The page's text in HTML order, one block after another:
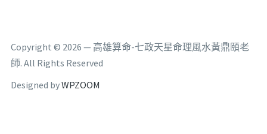
Copyright © 2026 — 高雄算命-七政天星命理風水黃鼎頤老
師. All Rights Reserved
Designed byWPZOOM